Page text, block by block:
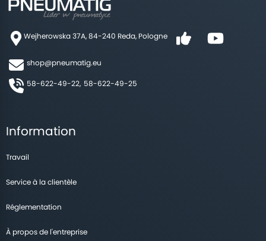
Wejherowska 37A, 84-240 Reda, Pologne
shop@pneumatig.eu
58-622-49-22, 58-622-49-25
Information
Travail
Service à la clientèle
Réglementation
À propos de l'entreprise